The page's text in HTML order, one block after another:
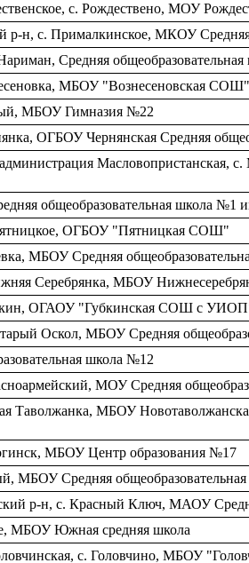
c. Рождествено, МОУ
н, с. Прималкинское, МКОУ Средняя
Средняя
МБОУ "Вознесеновская СОШ"
МБОУ Гимназия №22
ОГБОУ Чернянская Средняя
Масловопристанская,
общеобразовательная школа
Пятницкое, ОГБОУ "Пятницкая СОШ"
МБОУ Средняя
Серебрянка, МБОУ
ОГАОУ "Губкинская СОШ с
Оскол, МБОУ Средняя
школа №12
МОУ Средняя
Таволжанка, МБОУ
МБОУ Центр образования №17
МБОУ Средняя
р-н, с. Красный Ключ, МАОУ
МБОУ Южная средняя школа
c. Головчино, МБОУ